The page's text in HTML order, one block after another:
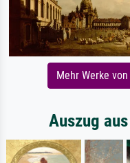
Mehr Werke
Auszug